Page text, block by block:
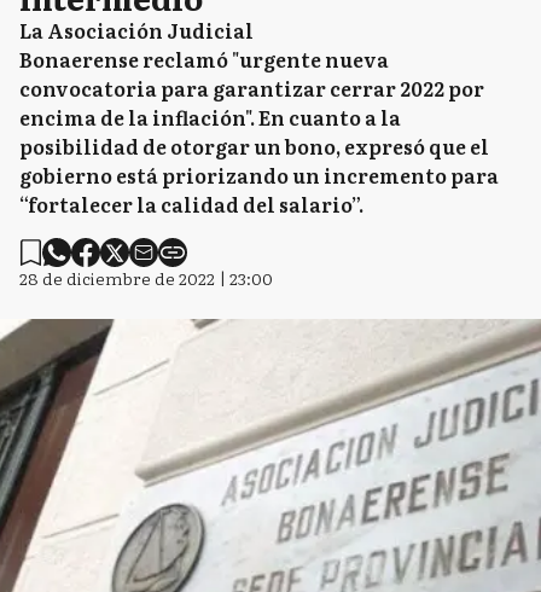
La Asociación Judicial
Bonaerense reclamó "urgente nueva
convocatoria para garantizar cerrar 2022 por
encima de la inflación". En cuanto a la
posibilidad de otorgar un bono, expresó que el
gobierno está priorizando un incremento para
“fortalecer la calidad del salario”.
28 de diciembre de 2022 | 23:00